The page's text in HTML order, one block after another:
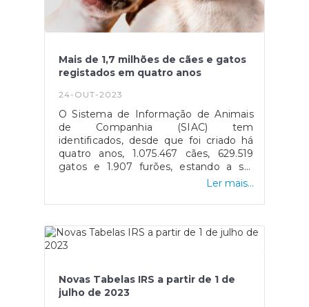
Mais de 1,7 milhões de cães e gatos
registados em quatro anos
24-OUT-2023
O Sistema de Informação de Animais
de Companhia (SIAC) tem
identificados, desde que foi criado há
quatro anos, 1.075.467 cães, 629.519
gatos e 1.907 furões, estando a ser
preparada uma nova campanha de
Minuto
de-1-7-milhoes-de-caes-e-gatos-
registados-em-quat...
Ler mais...
Novas Tabelas IRS a partir de 1 de
julho de 2023